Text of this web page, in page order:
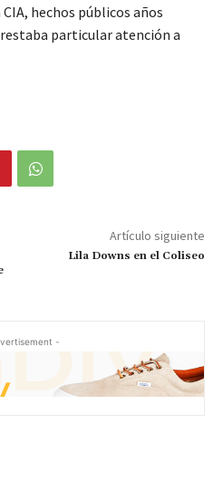
hechos públicos años
particular atención a
Artículo siguiente
Lila Downs en el Coliseo
-